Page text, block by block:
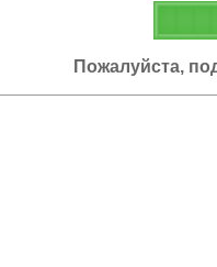
Пожалуйста,